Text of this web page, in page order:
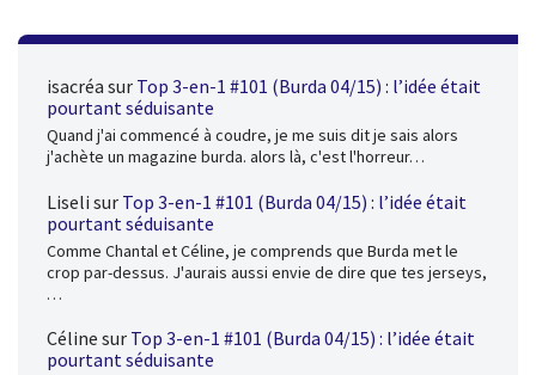
isacréa sur Top 3-en-1 #101 (Burda 04/15) : l’idée était
pourtant séduisante
Quand j'ai commencé à coudre, je me suis dit je sais alors
j'achète un magazine burda. alors là, c'est l'horreur…
Liseli sur Top 3-en-1 #101 (Burda 04/15) : l’idée était
pourtant séduisante
Comme Chantal et Céline, je comprends que Burda met le
crop par-dessus. J'aurais aussi envie de dire que tes jerseys,
…
Céline sur Top 3-en-1 #101 (Burda 04/15) : l’idée était
pourtant séduisante